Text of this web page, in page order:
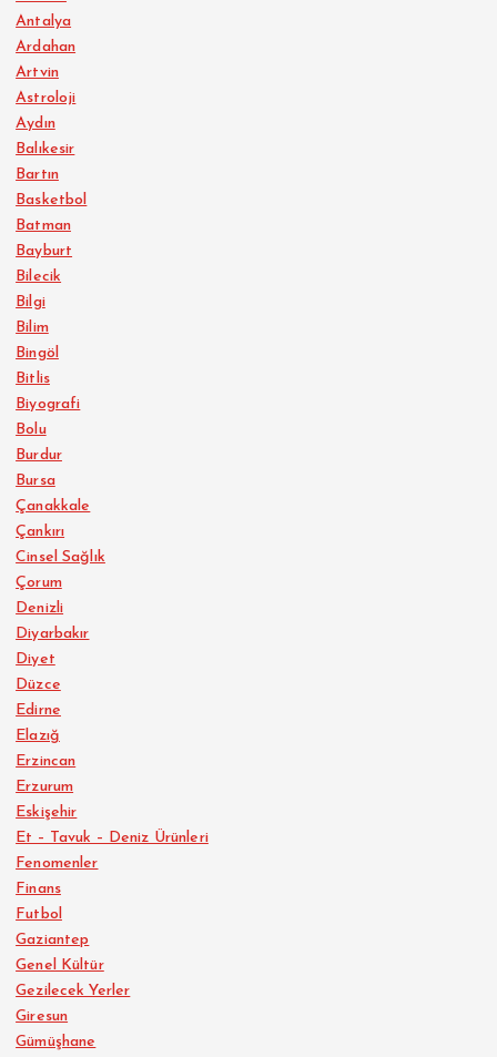
Antalya
Ardahan
Artvin
Astroloji
Aydın
Balıkesir
Bartın
Basketbol
Batman
Bayburt
Bilecik
Bilgi
Bilim
Bingöl
Bitlis
Biyografi
Bolu
Burdur
Bursa
Çanakkale
Çankırı
Cinsel Sağlık
Çorum
Denizli
Diyarbakır
Diyet
Düzce
Edirne
Elazığ
Erzincan
Erzurum
Eskişehir
Et – Tavuk – Deniz Ürünleri
Fenomenler
Finans
Futbol
Gaziantep
Genel Kültür
Gezilecek Yerler
Giresun
Gümüşhane